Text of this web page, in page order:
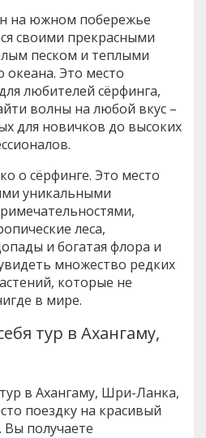
на южном побережье
своими прекрасными
песком и теплыми
Это место
любителей сёрфинга,
волны на любой вкус –
для новичков до высоких
о сёрфинге. Это место
уникальными
леса,
и богатая флора и
множество редких
которые не
в мире.
тур в Ахангаму,
в Ахангаму, Шри-Ланка,
поездку на красивый
Вы получаете